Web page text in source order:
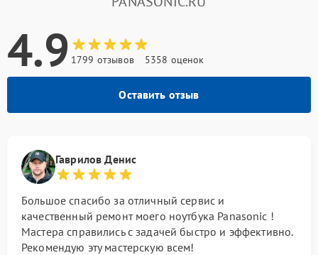
4.9 1799 отзывов 5358 оценок
Оставить отзыв
Гаврилов Денис
Большое спасибо за отличный сервис и
качественный ремонт моего ноутбука Panasonic !
Мастера справились с задачей быстро и эффективно.
Рекомендую эту мастерскую всем!